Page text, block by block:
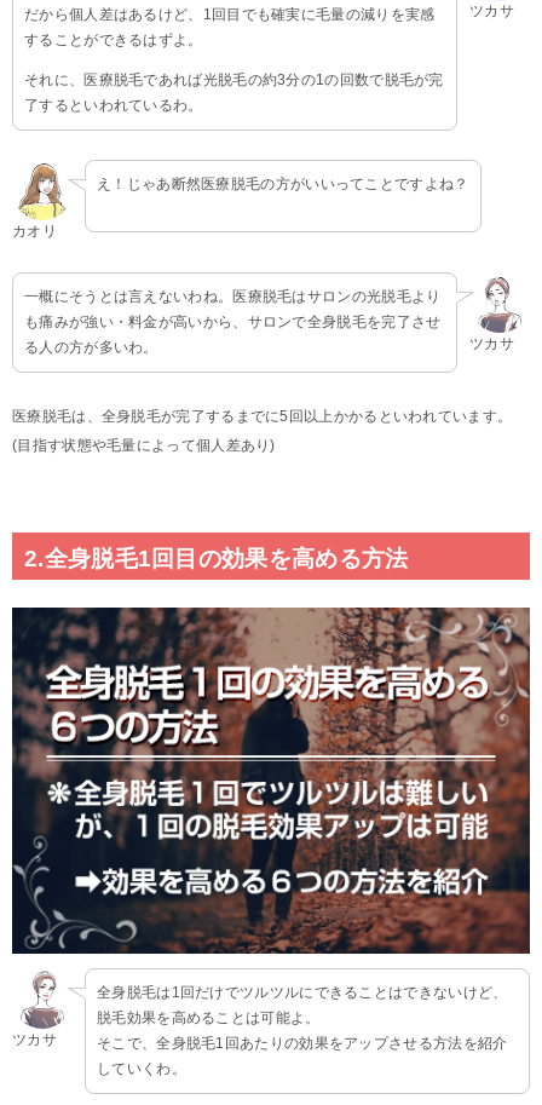
ツカサ
だから個人差はあるけど、1回目でも確実に毛量の減りを実感
することができるはずよ。
それに、医療脱毛であれば光脱毛の約3分の1の回数で脱毛が完
了するといわれているわ。
カオリ
え！じゃあ断然医療脱毛の方がいいってことですよね？
ツカサ
一概にそうとは言えないわね。医療脱毛はサロンの光脱毛より
も痛みが強い・料金が高いから、サロンで全身脱毛を完了させ
る人の方が多いわ。
医療脱毛は、全身脱毛が完了するまでに5回以上かかるといわれています。
(目指す状態や毛量によって個人差あり)
2.全身脱毛1回目の効果を高める方法
ツカサ
全身脱毛は1回だけでツルツルにできることはできないけど、
脱毛効果を高めることは可能よ。
そこで、全身脱毛1回あたりの効果をアップさせる方法を紹介
していくわ。